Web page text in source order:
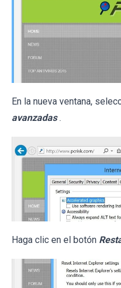
En la nueva ventana,
avanzadas .
Haga clic en el botón